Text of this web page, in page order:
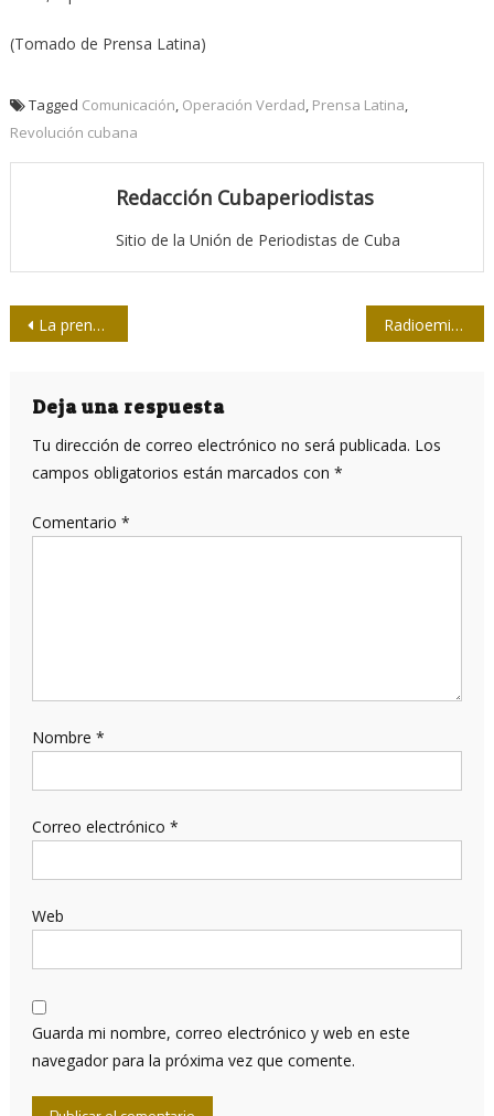
(Tomado de Prensa Latina)
Tagged Comunicación, Operación Verdad, Prensa Latina,
Revolución cubana
Redacción Cubaperiodistas
Sitio de la Unión de Periodistas de Cuba
Navegación
entradas
La prensa impresa en Camagüey: antecedentes de Adelante Radioemisoras municipales, transformar desde la base
Deja una respuesta
Tu dirección de correo electrónico no será publicada. Los
campos obligatorios están marcados con *
Comentario *
Nombre *
Correo electrónico *
Web
Guarda mi nombre, correo electrónico y web en este
navegador para la próxima vez que comente.